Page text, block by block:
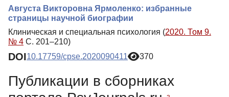
Августа Викторовна Ярмоленко: избранные
страницы научной биографии
Клиническая и специальная психология (2020. Том 9.
№ 4 С. 201–210)
DOI10.17759/cpse.2020090411 370
Публикации в сборниках